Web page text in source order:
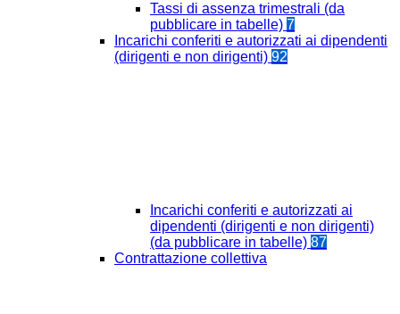
Tassi di assenza trimestrali (da
pubblicare in tabelle) 7
Incarichi conferiti e autorizzati ai dipendenti
(dirigenti e non dirigenti) 92
Incarichi conferiti e autorizzati ai
dipendenti (dirigenti e non dirigenti)
(da pubblicare in tabelle) 87
Contrattazione collettiva